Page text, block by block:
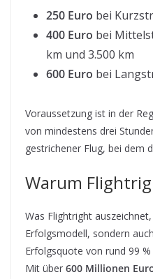
250 Euro bei
400 Euro bei
km und 3.500 km
600 Euro bei
Voraussetzung ist in der
von mindestens drei
gestrichener Flug, bei dem
Warum
Was Flightright
Erfolgsmodell, sondern
Erfolgsquote von rund 99
Mit über 600 Millionen